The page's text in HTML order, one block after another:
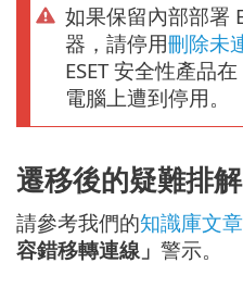
如果保留內部部署
器，請停用刪除未
ESET 安全性產品在
電腦上遭到停用。
遷移後的疑難排解
請參考我們的知識庫文章
容錯移轉連線」 警示。